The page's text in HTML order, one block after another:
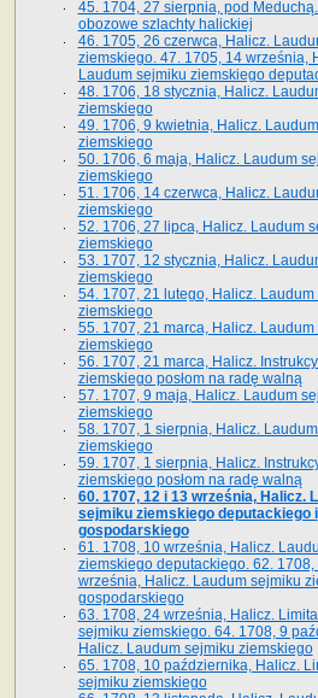
45. 1704, 27 sierpnia, pod
obozowe szlachty halickiej
46. 1705, 26 czerwca, Halicz.
ziemskiego. 47. 1705, 14 września,
Laudum sejmiku ziemskiego
48. 1706, 18 stycznia, Halicz.
ziemskiego
49. 1706, 9 kwietnia, Halicz.
ziemskiego
50. 1706, 6 maja, Halicz. Laudum
ziemskiego
51. 1706, 14 czerwca, Halicz.
ziemskiego
52. 1706, 27 lipca, Halicz. Laudum
ziemskiego
53. 1707, 12 stycznia, Halicz.
ziemskiego
54. 1707, 21 lutego, Halicz. Laudum
ziemskiego
55. 1707, 21 marca, Halicz. Laudum
ziemskiego
56. 1707, 21 marca, Halicz.
ziemskiego posłom na radę walną
57. 1707, 9 maja, Halicz. Laudum
ziemskiego
58. 1707, 1 sierpnia, Halicz.
ziemskiego
59. 1707, 1 sierpnia, Halicz.
ziemskiego posłom na radę walną
60. 1707, 12 i 13 września, Halicz.
sejmiku ziemskiego deputackiego i
gospodarskiego
61. 1708, 10 września, Halicz.
ziemskiego deputackiego. 62. 1708,
września, Halicz. Laudum sejmiku
gospodarskiego
63. 1708, 24 września, Halicz.
sejmiku ziemskiego. 64. 1708, 9
Halicz. Laudum sejmiku ziemskiego
65­. 1708, 10 października, Halicz.
sejmiku ziemskiego